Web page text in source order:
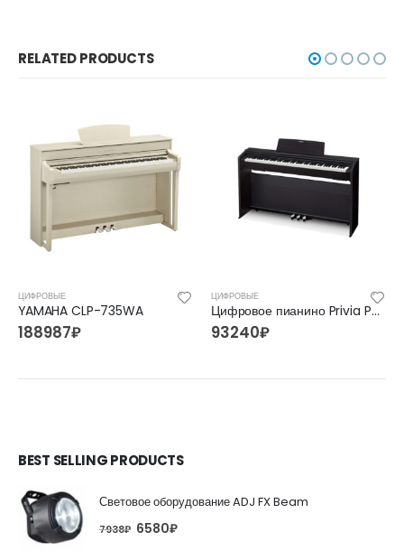
RELATED PRODUCTS
ЦИФРОВЫЕ
YAMAHA CLP-735WA
188987₽
ЦИФРОВЫЕ
Цифровое пианино Privia PX-870
93240₽
BEST SELLING PRODUCTS
Световое оборудование ADJ FX Beam
7938₽ 6580₽